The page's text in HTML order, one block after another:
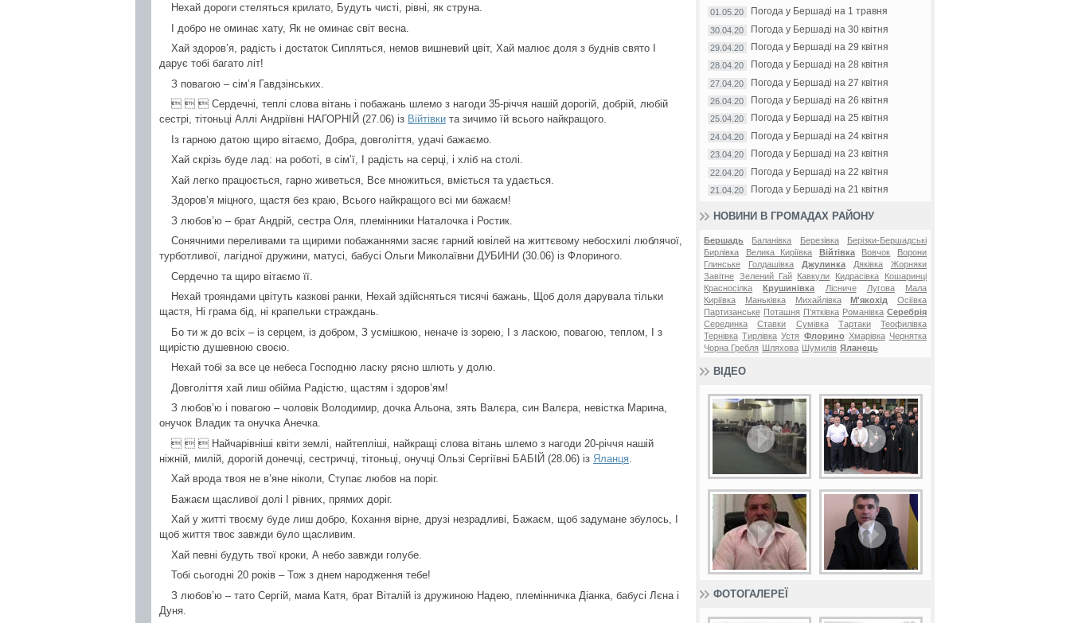
Нехай дороги стеляться крилато, Будуть чисті, рівні, як струна.
І добро не оминає хату, Як не оминає світ весна.
Хай здоров’я, радість і достаток Сипляться, немов вишневий цвіт, Хай малює доля з буднів свято І
дарує тобі багато літ!
З повагою – сім’я Гавдзінських.
   Сердечні, теплі слова вітань і побажань шлемо з нагоди 35-річчя нашій дорогій, добрій, любій
сестрі, тітоньці Аллі Андріївні НАГОРНІЙ (27.06) із Війтівки та зичимо їй всього найкращого.
Із гарною датою щиро вітаємо, Добра, довголіття, удачі бажаємо.
Хай скрізь буде лад: на роботі, в сім’ї, І радість на серці, і хліб на столі.
Хай легко працюється, гарно живеться, Все множиться, вміється та удається.
Здоров’я міцного, щастя без краю, Всього найкращого всі ми бажаєм!
З любов’ю – брат Андрій, сестра Оля, племінники Наталочка і Ростик.
Сонячними переливами та щирими побажаннями засяє гарний ювілей на життєвому небосхилі люблячої,
турботливої, лагідної дружини, матусі, бабусі Ольги Миколаївни ДУБИНИ (30.06) із Флориного.
Сердечно та щиро вітаємо її.
Нехай трояндами цвітуть казкові ранки, Нехай здійсняться тисячі бажань, Щоб доля дарувала тільки
щастя, Ні грама бід, ні крапельки страждань.
Бо ти ж до всіх – із серцем, із добром, З усмішкою, неначе із зорею, І з ласкою, повагою, теплом, І з
щирістю душевною своєю.
Нехай тобі за все це небеса Господню ласку рясно шлють у долю.
Довголіття хай лиш обійма Радістю, щастям і здоров’ям!
З любов’ю і повагою – чоловік Володимир, дочка Альона, зять Валєра, син Валєра, невістка Марина,
онучок Владик та онучка Анечка.
   Найчарівніші квіти землі, найтепліші, найкращі слова вітань шлемо з нагоди 20-річчя нашій
ніжній, милій, дорогій донечці, сестричці, тітоньці, онучці Ользі Сергіївні БАБІЙ (28.06) із Яланця
Хай врода твоя не в’яне ніколи, Ступає любов на поріг.
Бажаєм щасливої долі І рівних, прямих доріг.
Хай у житті твоєму буде лиш добро, Кохання вірне, друзі незрадливі, Бажаєм, щоб задумане збулось, І
щоб життя твоє завжди було щасливим.
Хай певні будуть твої кроки, А небо завжди голубе.
Тобі сьогодні 20 років – Тож з днем народження тебе!
З любов’ю – тато Сергій, мама Катя, брат Віталій із дружиною Надею, племінничка Діанка, бабусі Лєна і
Дуня.
01.05.20 Погода у Бершаді на 1 травня
30.04.20 Погода у Бершаді на 30 квітня
29.04.20 Погода у Бершаді на 29 квітня
28.04.20 Погода у Бершаді на 28 квітня
27.04.20 Погода у Бершаді на 27 квітня
26.04.20 Погода у Бершаді на 26 квітня
25.04.20 Погода у Бершаді на 25 квітня
24.04.20 Погода у Бершаді на 24 квітня
23.04.20 Погода у Бершаді на 23 квітня
22.04.20 Погода у Бершаді на 22 квітня
21.04.20 Погода у Бершаді на 21 квітня
НОВИНИ В ГРОМАДАХ РАЙОНУ
Бершадь Баланівка Березівка
Берізки-Бершадські
Бирлівка
Велика Киріївка Війтівка Вовчок
Ворони
Глинське
Голдашівка Джулинка Дяківка
Жорняки
Завітне Зелений Гай Кавкули Кидрасівка
Кошаринці
Красносілка
Крушинівка Лісниче Лугова
Мала
Киріївка
Маньківка Михайлівка М'якохід
Осіївка
Партизанське Поташня П'ятківка Романівка Серебрія
Серединка
Ставки Сумівка Тартаки
Теофилівка
Тернівка Тирлівка Устя Флорино Хмарівка Чернятка
Чорна Гребля Шляхова Шумилів Яланець
ВІДЕО
ФОТОГАЛЕРЕЇ